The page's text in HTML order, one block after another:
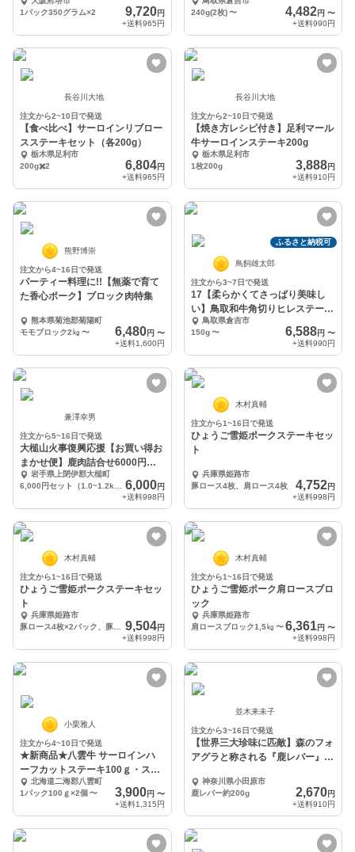
1パック350グラム×2
9,720円
+送料965円
240g(2枚) 〜 4,482円 〜
+送料990円
長谷川大地
注文から2~10日で発送
【食べ比べ】サーロインリブロー
スステーキセット（各200g）
栃木県足利市
200g✖️2
6,804円
+送料965円
長谷川大地
注文から2~10日で発送
【焼き方レシピ付き】足利マール
牛サーロインステーキ200g
栃木県足利市
1枚200g
3,888円
+送料910円
熊野博崇
注文から4~16日で発送
パーティー料理に!!【無薬で育て
た香心ポーク】ブロック肉特集
熊本県菊池郡菊陽町
モモブロック2㎏ 〜 6,480円 〜
+送料1,600円
ふるさと納税可
鳥飼雄太郎
注文から3~7日で発送
17【柔らかくてさっぱり美味し
い】鳥取和牛角切りヒレステーキ
【小分け真空パック】
鳥取県倉吉市
150g 〜 6,588円 〜
+送料990円
兼澤幸男
注文から5~16日で発送
大槌山火事復興応援【お買い得お
まかせ便】鹿肉詰合せ6000円セ
ット岩手県上閉伊郡大槌町
6,000円
+送料998円
木村真輔
注文から1~16日で発送
ひょうご雪姫ポークステーキセッ
ト
兵庫県姫路市
豚ロース4枚、肩ロース4枚
4,752円
+送料998円
木村真輔
注文から1~16日で発送
ひょうご雪姫ポークステーキセッ
ト
兵庫県姫路市
9,504円
+送料998円
木村真輔
注文から1~16日で発送
ひょうご雪姫ポーク肩ロースブロ
ック
兵庫県姫路市
肩ロースブロック1,5㎏ 〜 6,361円 〜
+送料998円
小栗雅人
注文から4~10日で発送
★新商品★八雲牛 サーロインハ
ーフカットステーキ100ｇ・スラ
イス100ｇセット
北海道二海郡八雲町
1パック100ｇ×2個 〜 3,900円 〜
+送料1,315円
並木来未子
注文から3~16日で発送
【世界三大珍味に匹敵】森のフォ
アグラと称される『鹿レバー』お
神奈川県小田原市
鹿レバー約200g
2,670円
+送料910円